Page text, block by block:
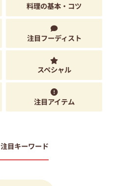
料理の基本・コツ
注目フーディスト
スペシャル
注目アイテム
注目キーワード